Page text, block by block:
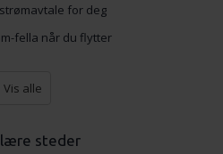
for deg
fella når du flytter
Vis alle
steder